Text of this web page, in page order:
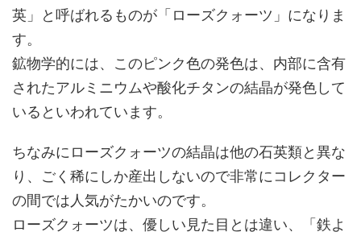
英」と呼ばれるものが「ローズクォーツ」になりま
す。
鉱物学的には、このピンク色の発色は、内部に含有
されたアルミニウムや酸化チタンの結晶が発色して
いるといわれています。
ちなみにローズクォーツの結晶は他の石英類と異な
り、ごく稀にしか産出しないので非常にコレクター
の間では人気がたかいのです。
ローズクォーツは、優しい見た目とは違い、「鉄よ